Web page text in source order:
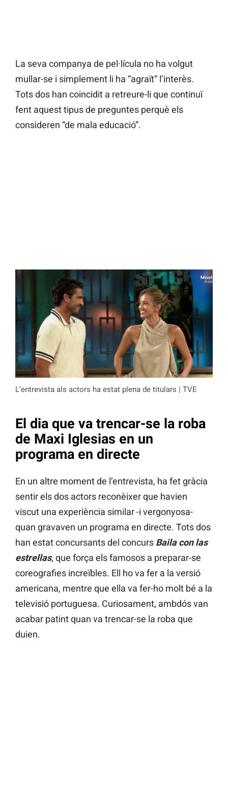
La seva companya de pel·lícula no ha volgut
mullar-se i simplement li ha “agraït” l’interès.
Tots dos han coincidit a retreure-li que continuï
fent aquest tipus de preguntes perquè els
consideren “de mala educació”.
L’entrevista als actors ha estat plena de titulars | TVE
El dia que va trencar-se la roba
de Maxi Iglesias en un
programa en directe
En un altre moment de l’entrevista, ha fet gràcia
sentir els dos actors reconèixer que havien
viscut una experiència similar -i vergonyosa-
quan gravaven un programa en directe. Tots dos
han estat concursants del concurs Baila con las
estrellas, que força els famosos a preparar-se
coreografies increïbles. Ell ho va fer a la versió
americana, mentre que ella va fer-ho molt bé a la
televisió portuguesa. Curiosament, ambdós van
acabar patint quan va trencar-se la roba que
duien.